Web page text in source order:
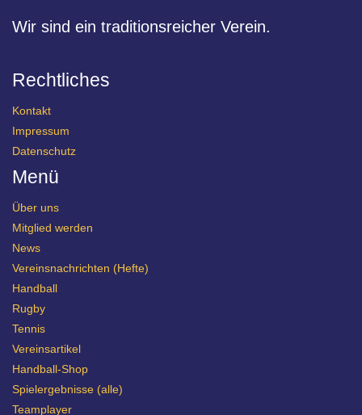
Wir sind ein traditionsreicher Verein.
Rechtliches
Kontakt
Impressum
Datenschutz
Menü
Über uns
Mitglied werden
News
Vereinsnachrichten (Hefte)
Handball
Rugby
Tennis
Vereinsartikel
Handball-Shop
Spielergebnisse (alle)
Teamplayer